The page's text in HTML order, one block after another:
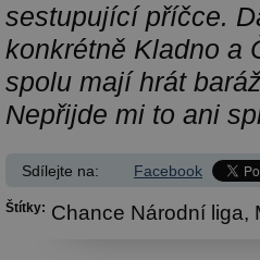
sestupující příčce.
konkrétně Kladno a
spolu mají hrát
Nepřijde mi to ani
Sdílejte na: Facebook
Štítky: Chance Národní liga,